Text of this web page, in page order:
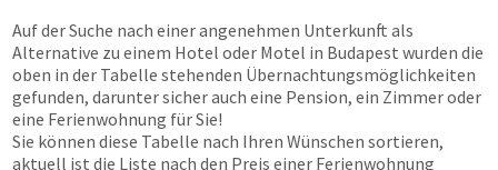
Auf der Suche nach einer angenehmen Unterkunft als
Alternative zu einem Hotel oder Motel in Budapest wurden die
oben in der Tabelle stehenden Übernachtungsmöglichkeiten
gefunden, darunter sicher auch eine Pension, ein Zimmer oder
eine Ferienwohnung für Sie!
Sie können diese Tabelle nach Ihren Wünschen sortieren,
aktuell ist die Liste nach den Preis einer Ferienwohnung